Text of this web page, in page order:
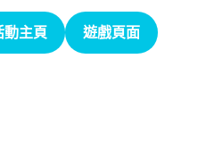
動主頁 遊戲頁面